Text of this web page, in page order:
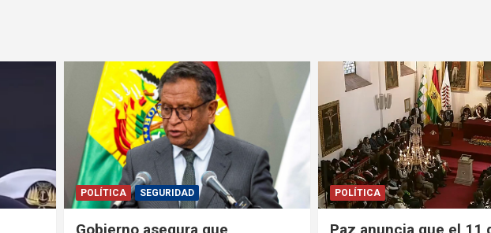
POLÍTICA SEGURIDAD
Gobierno asegura que
POLÍTICA
Paz anuncia que el 11